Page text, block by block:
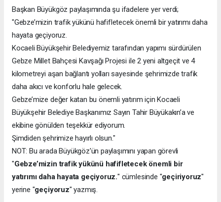
Başkan Büyükgöz paylaşımında şu ifadelere yer verdi;
"Gebze’mizin trafik yükünü hafifletecek önemli bir yatırımı daha
hayata geçiyoruz.
Kocaeli Büyükşehir Belediyemiz tarafından yapımı sürdürülen
Gebze Millet Bahçesi Kavşağı Projesi ile 2 yeni altgeçit ve 4
kilometreyi aşan bağlantı yolları sayesinde şehrimizde trafik
daha akıcı ve konforlu hale gelecek.
Gebze’mize değer katan bu önemli yatırım için Kocaeli
Büyükşehir Belediye Başkanımız Sayın Tahir Büyükakın’a ve
ekibine gönülden teşekkür ediyorum.
Şimdiden şehrimize hayırlı olsun."
NOT: Bu arada Büyükgöz'ün paylaşımını yapan görevli
"Gebze’mizin trafik yükünü hafifletecek önemli bir
yatırımı daha hayata geçiyoruz." cümlesinde "geçiriyoruz"
yerine "geçiyoruz" yazmış.